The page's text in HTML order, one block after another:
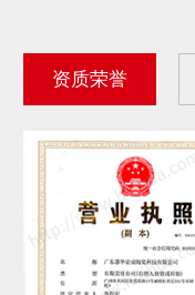
资质荣誉
IDC计算机通信机房...